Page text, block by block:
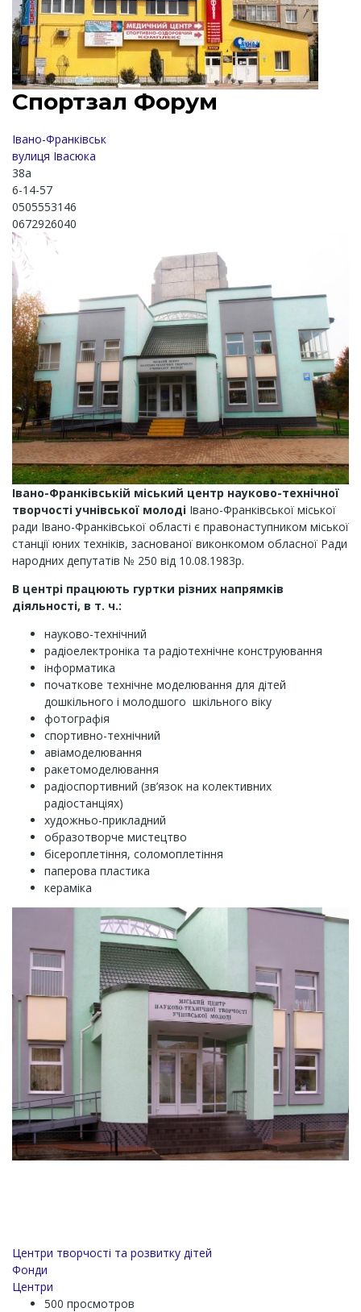
Спортзал Форум
Івано-Франківськ
вулиця Івасюка
38а
6-14-57
0505553146
0672926040
Івано-Франківській міський центр науково-технічної
творчості учнівської молоді Івано-Франківської міської
ради Івано-Франківської області є правонаступником міської
станції юних техніків, заснованої виконкомом обласної Ради
народних депутатів № 250 від 10.08.1983р.
В центрі працюють гуртки різних напрямків
діяльності, в т. ч.:
науково-технічний
радіоелектроніка та радіотехнічне конструювання
інформатика
початкове технічне моделювання для дітей
дошкільного і молодшого шкільного віку
фотографія
спортивно-технічний
авіамоделювання
ракетомоделювання
радіоспортивний (зв’язок на колективних
радіостанціях)
художньо-прикладний
образотворче мистецтво
бісероплетіння, соломоплетіння
паперова пластика
кераміка
Центри творчості та розвитку дітей
Фонди
Центри
500 просмотров